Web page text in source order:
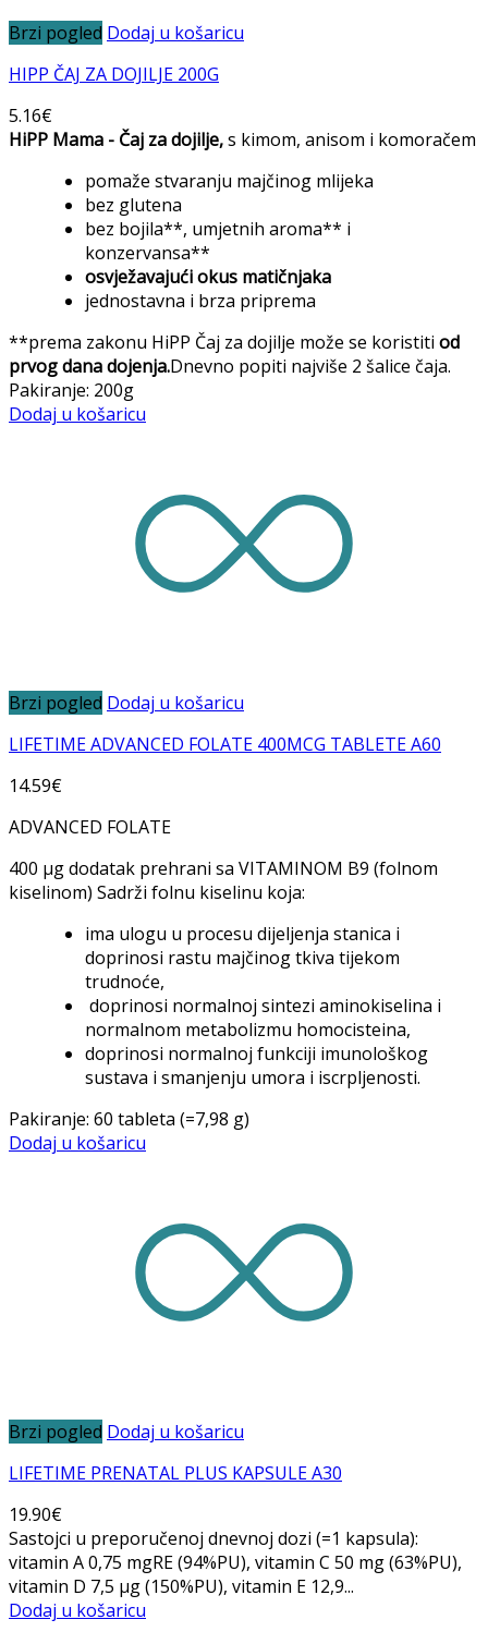
Brzi pogled Dodaj u košaricu
HIPP ČAJ ZA DOJILJE 200G
5.16€
HiPP Mama - Čaj za dojilje,s kimom, anisom i komoračem
pomaže stvaranju majčinog mlijeka
bez glutena
bez bojila**, umjetnih aroma** i
konzervansa**
osvježavajući okus matičnjaka
jednostavna i brza priprema
**prema zakonu HiPP Čaj za dojilje može se koristiti od
prvog dana dojenja.Dnevno popiti najviše 2 šalice čaja.
Pakiranje: 200g
Dodaj u košaricu
Brzi pogled Dodaj u košaricu
LIFETIME ADVANCED FOLATE 400MCG TABLETE A60
14.59€
ADVANCED FOLATE
400 µg dodatak prehrani sa VITAMINOM B9 (folnom
kiselinom) Sadrži folnu kiselinu koja:
ima ulogu u procesu dijeljenja stanica i
doprinosi rastu majčinog tkiva tijekom
trudnoće,
doprinosi normalnoj sintezi aminokiselina i
normalnom metabolizmu homocisteina,
doprinosi normalnoj funkciji imunološkog
sustava i smanjenju umora i iscrpljenosti.
Pakiranje: 60 tableta (=7,98 g)
Dodaj u košaricu
Brzi pogled Dodaj u košaricu
LIFETIME PRENATAL PLUS KAPSULE A30
19.90€
Sastojci u preporučenoj dnevnoj dozi (=1 kapsula):
vitamin A 0,75 mgRE (94%PU), vitamin C 50 mg (63%PU),
vitamin D 7,5 μg (150%PU), vitamin E 12,9...
Dodaj u košaricu